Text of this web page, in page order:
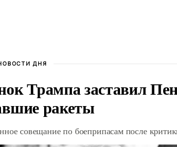
ДНЯ
Трампа заставил
ракеты
совещание по боеприпасам после